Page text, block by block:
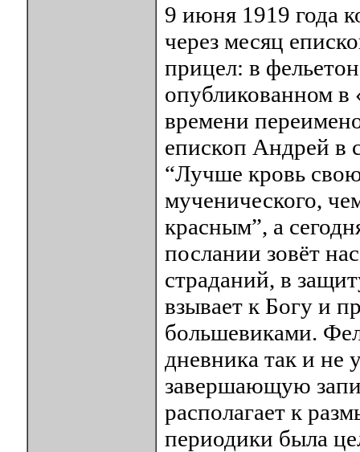
9 июня 1919 года
через месяц
прицел: в
опубликованном в
времени
епископ Андрей в
“Лучше кровь
мученического,
красным”, а
послании зовёт
страданий, в
взывает к Богу и
большевиками.
дневника так и не
завершающую
располагает к
периодики была